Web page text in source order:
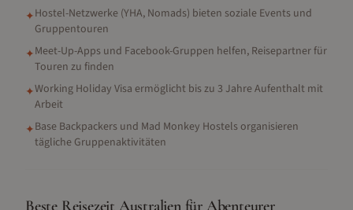
✦Hostel-Netzwerke (YHA, Nomads) bieten soziale Events und
Gruppentouren
✦Meet-Up-Apps und Facebook-Gruppen helfen, Reisepartner für
Touren zu finden
✦Working Holiday Visa ermöglicht bis zu 3 Jahre Aufenthalt mit
Arbeit
✦Base Backpackers und Mad Monkey Hostels organisieren
tägliche Gruppenaktivitäten
Beste Reisezeit Australien für Abenteurer